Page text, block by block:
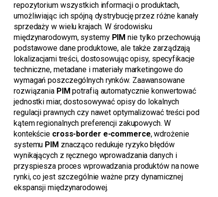
repozytorium wszystkich informacji o produktach,
umożliwiając ich spójną dystrybucję przez różne kanały
sprzedaży w wielu krajach. W środowisku
międzynarodowym, systemy PIM nie tylko przechowują
podstawowe dane produktowe, ale także zarządzają
lokalizacjami treści, dostosowując opisy, specyfikacje
techniczne, metadane i materiały marketingowe do
wymagań poszczególnych rynków. Zaawansowane
rozwiązania PIM potrafią automatycznie konwertować
jednostki miar, dostosowywać opisy do lokalnych
regulacji prawnych czy nawet optymalizować treści pod
kątem regionalnych preferencji zakupowych. W
kontekście cross-border e-commerce, wdrożenie
systemu PIM znacząco redukuje ryzyko błędów
wynikających z ręcznego wprowadzania danych i
przyspiesza proces wprowadzania produktów na nowe
rynki, co jest szczególnie ważne przy dynamicznej
ekspansji międzynarodowej.